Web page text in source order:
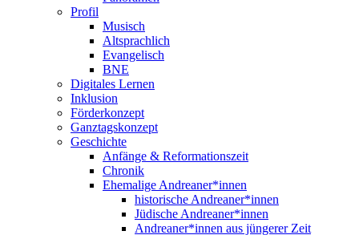
Profil
Musisch
Altsprachlich
Evangelisch
BNE
Digitales Lernen
Inklusion
Förderkonzept
Ganztagskonzept
Geschichte
Anfänge & Reformationszeit
Chronik
Ehemalige Andreaner*innen
historische Andreaner*innen
Jüdische Andreaner*innen
Andreaner*innen aus jüngerer Zeit